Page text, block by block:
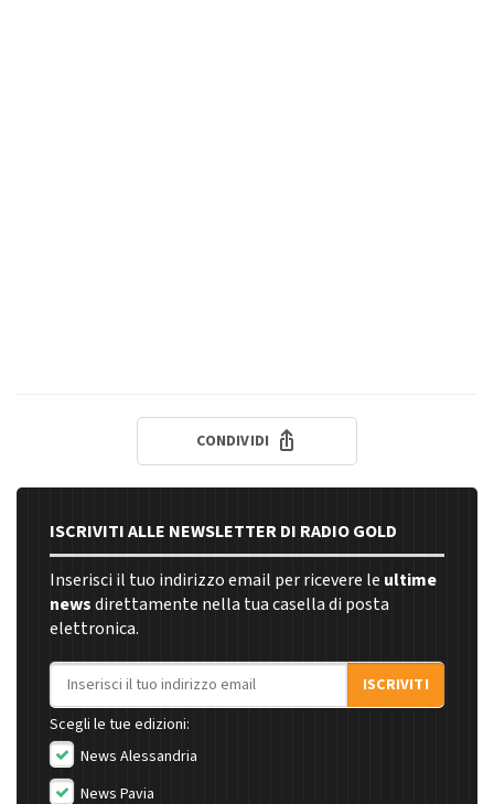
CONDIVIDI
ISCRIVITI ALLE NEWSLETTER DI RADIO GOLD
Inserisci il tuo indirizzo email per ricevere le ultime
newsdirettamente nella tua casella di posta
elettronica.
Indirizzo email
ISCRIVITI
Scegli le tue edizioni:
News Alessandria
News Pavia